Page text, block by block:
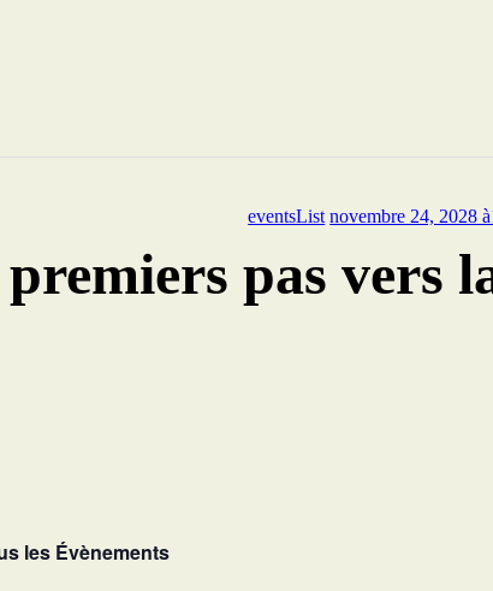
eventsList novembre 24, 2028
pas vers
les Évènements